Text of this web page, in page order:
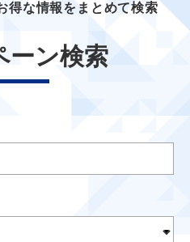
得な情報をまとめて検索
ーン検索